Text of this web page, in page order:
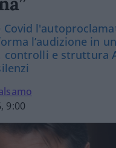
Covid
l’audizione in
controlli e struttura
9:00